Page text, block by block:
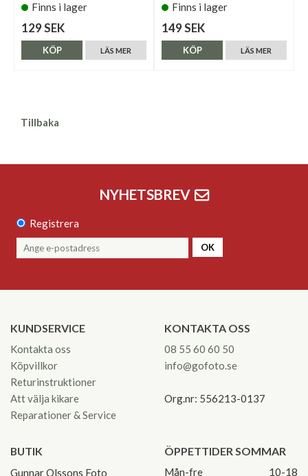
Finns i lager
129 SEK
LÄS MER
KÖP
Finns i lager
149 SEK
LÄS MER
KÖP
Tillbaka
NYHETSBREV
Registrera
OK
KUNDSERVICE
Kontakta oss
Köpvillkor
Returinstruktioner
Att välja kikare
Reparationer & Service
KONTAKTA OSS
08 55 60 60 50
info@gofoto.se
Org.nr: 556213-0137
BUTIK
Gunnar Olssons Foto
ÖPPETTIDER SOMMAR
Mån-fre 10-18